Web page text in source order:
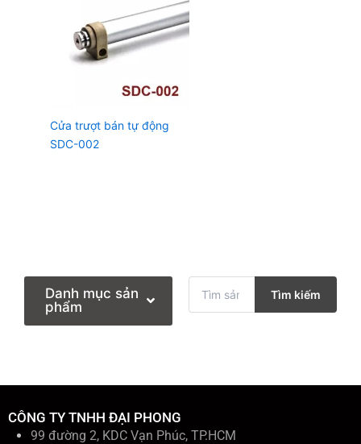
m
Tìm kiếm
Danh mục sản
phẩm
Cửa trượt bán tự động
SDC-002
CÔNG TY TNHH ĐẠI PHONG
99 đường 2, KDC Vạn Phúc, TP.HCM